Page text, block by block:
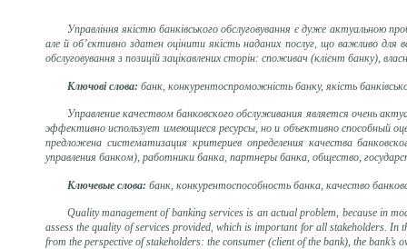
Управління якістю банківського обслуговування є дуже актуальною
але й об’єктивно здатен оцінити якість наданих послуг, що важливо для
обслуговування з позицій зацікавлених сторін: споживач (клієнт банку),
Ключові слова: банк, конкурентоспроможність банку, якість
Управление качеством банковского обслуживания является очень
эффективно использует имеющиеся ресурсы, но и объективно способный
предложена систематизация критериев определения качества
управления банком), работники банка, партнеры банка, общество,
Ключевые слова: банк, конкурентоспособность банка, качество
Quality management of banking services is an actual problem, because in
assess the quality of services provided, which is important for all stakeholders. In
from the perspective of stakeholders: the consumer (client of the bank), the